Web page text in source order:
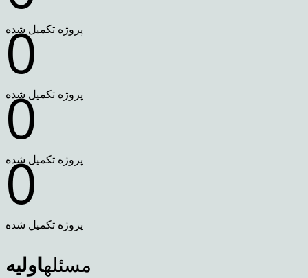
پروژه تکمیل شده
0
پروژه تکمیل شده
0
پروژه تکمیل شده
0
پروژه تکمیل شده
مسئلهاولیه